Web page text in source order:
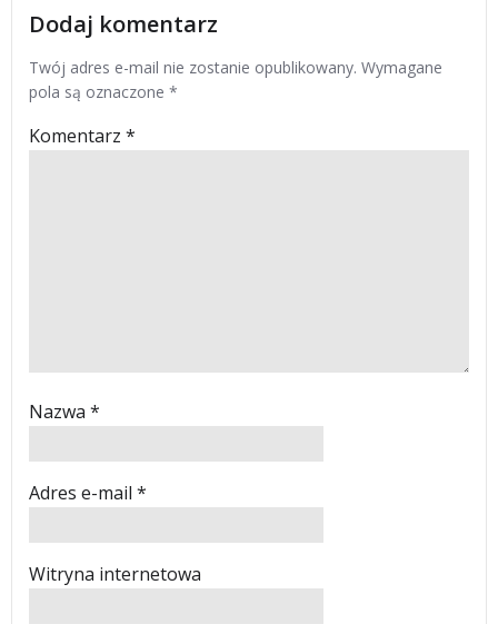
Dodaj komentarz
Twój adres e-mail nie zostanie opublikowany. Wymagane
pola są oznaczone *
Komentarz *
Nazwa *
Adres e-mail *
Witryna internetowa